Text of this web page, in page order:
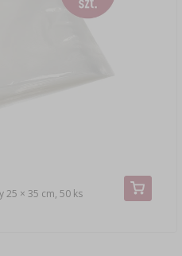
25 × 35 cm, 50 ks